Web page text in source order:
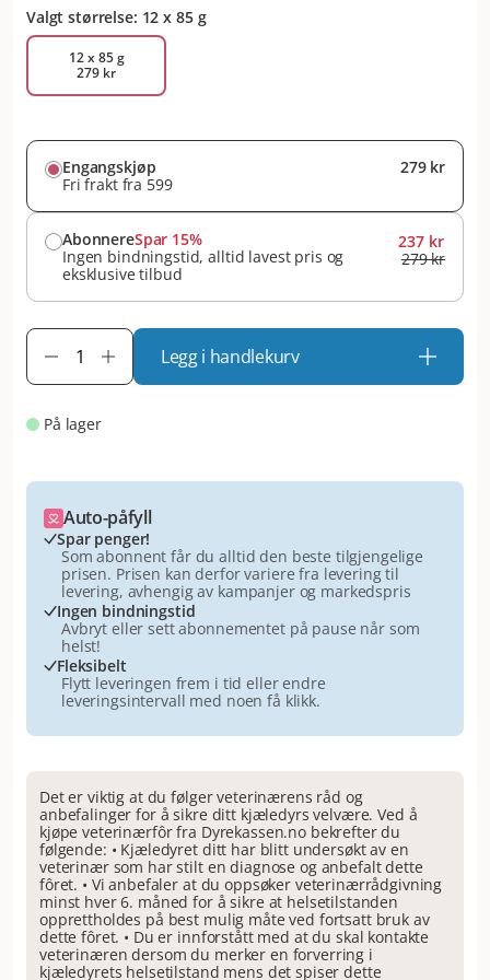
Valgt størrelse: 12 x 85 g
12 x 85 g
279 kr
Engangskjøp
Fri frakt fra 599
279 kr
AbonnereSpar 15%
Ingen bindningstid, alltid lavest pris og
eksklusive tilbud
237 kr
279 kr
Legg i handlekurv
På lager
Auto-påfyll
Spar penger!
Som abonnent får du alltid den beste tilgjengelige
prisen. Prisen kan derfor variere fra levering til
levering, avhengig av kampanjer og markedspris
Ingen bindningstid
Avbryt eller sett abonnementet på pause når som
helst!
Fleksibelt
Flytt leveringen frem i tid eller endre
leveringsintervall med noen få klikk.
Det er viktig at du følger veterinærens råd og
anbefalinger for å sikre ditt kjæledyrs velvære. Ved å
kjøpe veterinærfôr fra Dyrekassen.no bekrefter du
følgende: • Kjæledyret ditt har blitt undersøkt av en
veterinær som har stilt en diagnose og anbefalt dette
fôret. • Vi anbefaler at du oppsøker veterinærrådgivning
minst hver 6. måned for å sikre at helsetilstanden
opprettholdes på best mulig måte ved fortsatt bruk av
dette fôret. • Du er innforstått med at du skal kontakte
veterinæren dersom du merker en forverring i
kjæledyrets helsetilstand mens det spiser dette